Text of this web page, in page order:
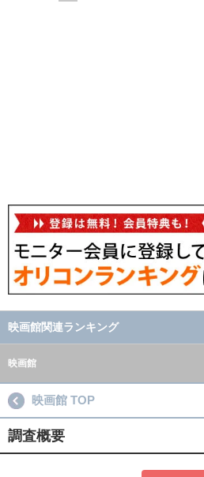
映画館関連ランキング
映画館
映画館 TOP
調査概要